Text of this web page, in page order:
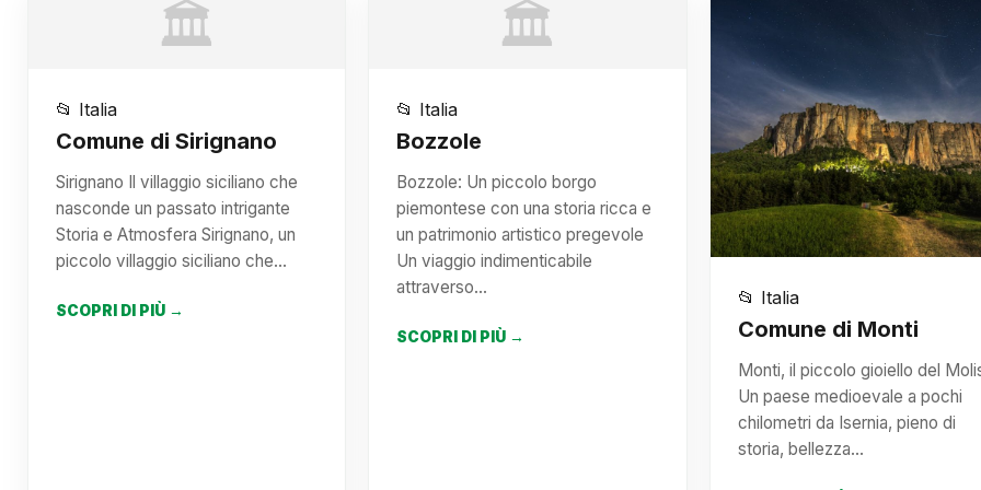
🏛️
📂 Italia
Comune di Sirignano
Sirignano Il villaggio siciliano che
nasconde un passato intrigante
Storia e Atmosfera Sirignano, un
piccolo villaggio siciliano che…
SCOPRI DI PIÙ →
🏛️
📂 Italia
Bozzole
Bozzole: Un piccolo borgo
piemontese con una storia ricca e
un patrimonio artistico pregevole
Un viaggio indimenticabile
attraverso…
SCOPRI DI PIÙ →
📂 Italia
Comune di Monti
Monti, il piccolo gioiello del
Un paese medioevale a pochi
chilometri da Isernia, pieno di
storia, bellezza…